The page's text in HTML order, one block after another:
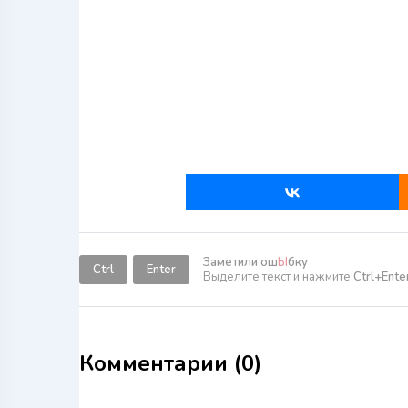
Ctrl Enter Заметили ошЫбку
Выделите текст и нажмите
Комментарии (0)